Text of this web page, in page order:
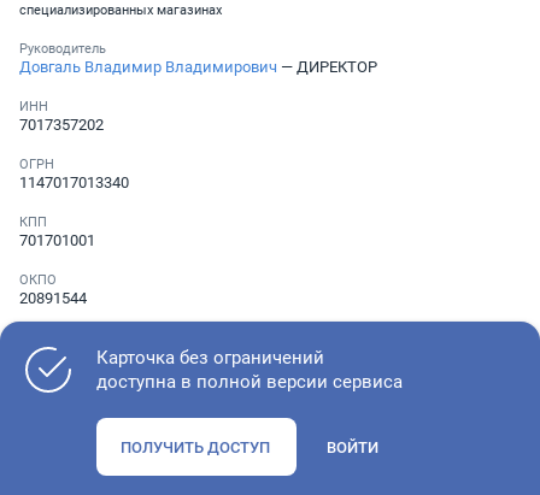
специализированных магазинах
Руководитель
Довгаль Владимир Владимирович — ДИРЕКТОР
ИНН
7017357202
ОГРН
1147017013340
КПП
701701001
ОКПО
20891544
Не указан
Как оценить состояние компании
Карточка без ограничений
доступна в полной версии сервиса
ПОЛУЧИТЬ ДОСТУП ВОЙТИ